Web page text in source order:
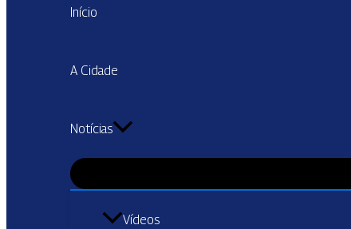
Início
A Cidade
Notícias
Vídeos